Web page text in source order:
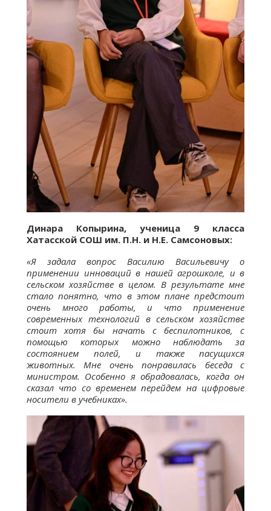
Динара Копырина, ученица 9 класса
Хатасской СОШ им. П.Н. и Н.Е. Самсоновых:
«Я задала вопрос Василию Васильевичу о
применении инноваций в нашей агрошколе, и в
сельском хозяйстве в целом. В результате мне
стало понятно, что в этом плане предстоит
очень много работы, и что применение
современных технологий в сельском хозяйстве
стоит хотя бы начать с беспилотников, с
помощью которых можно наблюдать за
состоянием полей, и также пасущихся
животных. Мне очень понравилась беседа с
министром. Особенно я обрадовалась, когда он
сказал что со временем перейдем на цифровые
носители в учебниках».